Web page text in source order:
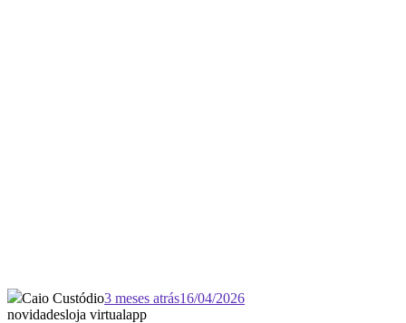
Caio Custódio3 meses atrás16/04/2026
novidadesloja virtualapp